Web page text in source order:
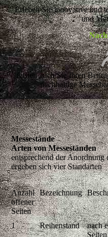
Erleben Sie innovative und
und
leisten auch Sie Ihren
nachhaltige
Messestände
Arten von Messeständen
entsprechend der Anordnung
ergeben sich vier Standarten
Anzahl
offener
Seiten
Bezeichnung
1 Reihenstand
nach